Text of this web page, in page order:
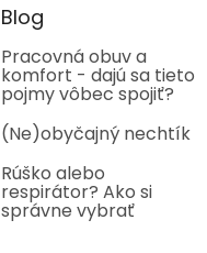
Blog
Pracovná obuv a
komfort - dajú sa tieto
pojmy vôbec spojiť?
(Ne)obyčajný nechtík
Rúško alebo
respirátor? Ako si
správne vybrať